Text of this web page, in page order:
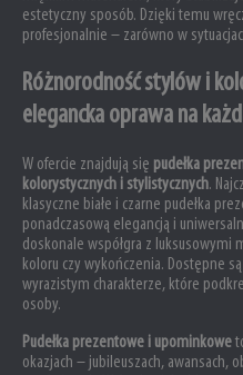
estetyczny sposób. Dzięki temu
profesjonalnie – zarówno w
Różnorodność stylów i
elegancka oprawa na
W ofercie znajdują się pudełka
kolorystycznych i stylistycznych.
klasyczne białe i czarne pudełka
ponadczasową elegancją i
doskonale współgra z luksusowymi
koloru czy wykończenia. Dostępne
wyrazistym charakterze, które
osoby.
Pudełka prezentowe i upominkowe
okazjach – jubileuszach, awansach,